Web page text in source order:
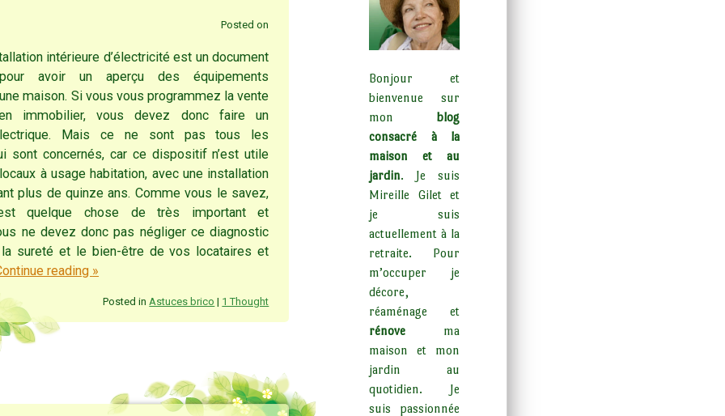
Posted on
intérieure d’électricité est un document
avoir un aperçu des équipements
maison. Si vous vous programmez la vente
immobilier, vous devez donc faire un
Mais ce ne sont pas tous les
sont concernés, car ce dispositif n’est utile
à usage habitation, avec une installation
plus de quinze ans. Comme vous le savez,
est quelque chose de très important et
ne devez donc pas négliger ce diagnostic
sureté et le bien-être de vos locataires et
reading »
Posted in Astuces brico | 1 Thought
Bonjour et
bienvenue sur
monblog
consacré à la
maison et au
jardin. Je suis
Mireille Gilet et
je suis
actuellement à la
retraite. Pour
m’occuper je
décore,
réaménage et
rénove ma
maison et mon
jardin au
quotidien. Je
suis passionnée